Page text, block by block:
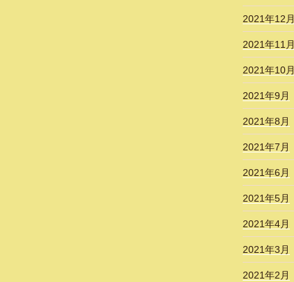
2021年12月
2021年11月
2021年10月
2021年9月
2021年8月
2021年7月
2021年6月
2021年5月
2021年4月
2021年3月
2021年2月